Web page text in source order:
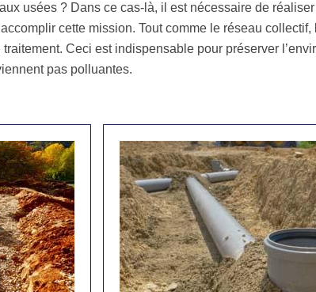
usées ? Dans ce cas-là, il est nécessaire de
cette mission. Tout comme le réseau collectif,
Ceci est indispensable pour préserver
pas polluantes.